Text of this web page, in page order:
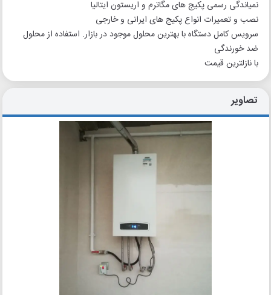
نمیاندگی رسمی پکیج های مگاترم و اریستون ایتالیا
نصب و تعمیرات انواع پکیج های ایرانی و خارجی
سرویس کامل دستگاه با بهترین محلول موجود در بازار. استفاده از محلول
ضد خورندگی
با نازلترین قیمت
تصاویر